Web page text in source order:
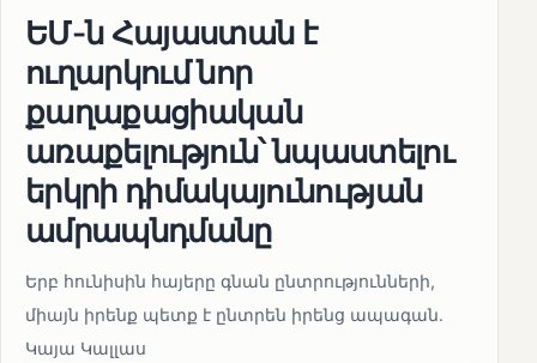
ԵՄ-ն Հայաստան է
ուղարկում նոր
քաղաքացիական
առաքելություն՝ նպաստելու
երկրի դիմակայունության
ամրապնդմանը
Երբ հունիսին հայերը գնան ընտրությունների,
միայն իրենք պետք է ընտրեն իրենց ապագան.
Կայա Կալլաս